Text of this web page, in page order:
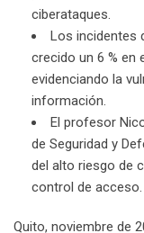
ciberataques.
Los incidentes
crecido un 6 % en
evidenciando la
información.
El profesor
de Seguridad y
del alto riesgo de
control de acceso.
Quito, noviembre de